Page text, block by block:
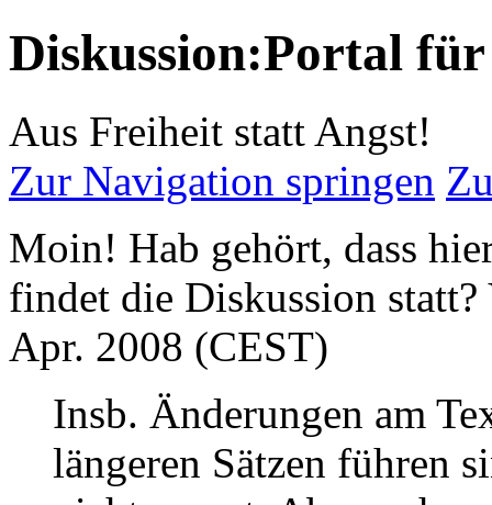
Diskussion:Portal für
Aus Freiheit statt Angst!
Zur Navigation springen
Moin! Hab gehört, dass
findet die Diskussion
Apr. 2008 (CEST)
Insb. Änderungen am
längeren Sätzen führen